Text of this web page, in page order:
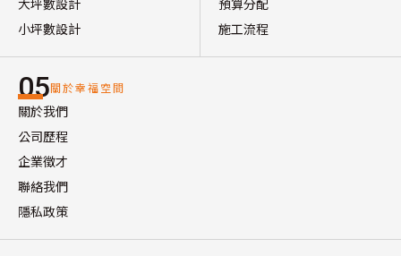
大坪數設計
小坪數設計
預算分配
施工流程
05關於幸福空間
關於我們
公司歷程
企業徵才
聯絡我們
隱私政策